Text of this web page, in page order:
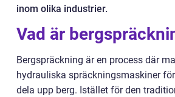
inom olika industrier.
Vad är
Bergspräckning är en process där
hydrauliska spräckningsmaskiner
dela upp berg. Istället för den